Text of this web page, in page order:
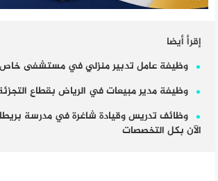
إقرأ أيضا
وظيفة عامل تدبير منزلي في مستشفى
وظيفة مدير مبيعات في الرياض بقطاع
وظائف تدريس وقيادة شاغرة في مدرسة
الآن بكل التخصصات